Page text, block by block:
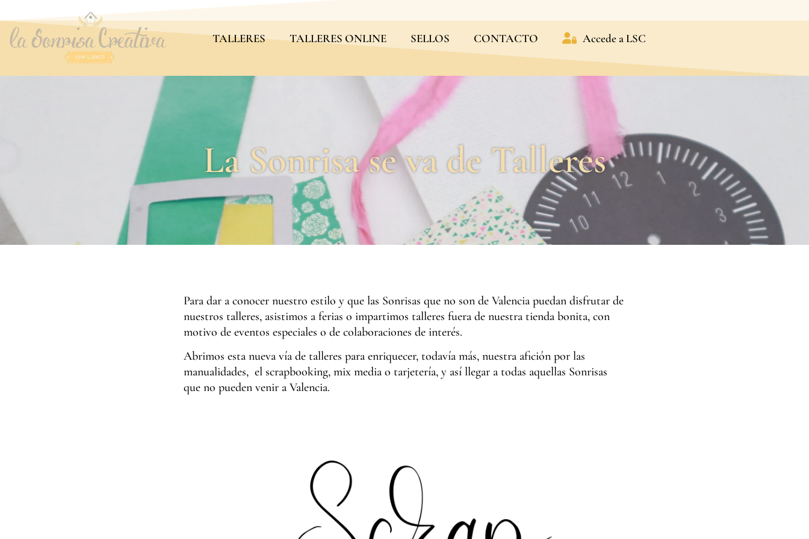
TALLERES TALLERES ONLINE SELLOS CONTACTO Accede a LSC
La Sonrisa se va de Talleres
Para dar a conocer nuestro estilo y que las Sonrisas que no son de Valencia puedan disfrutar de
nuestros talleres, asistimos a ferias o impartimos talleres fuera de nuestra tienda bonita, con
motivo de eventos especiales o de colaboraciones de interés.
Abrimos esta nueva vía de talleres para enriquecer, todavía más, nuestra afición por las
manualidades, el scrapbooking, mix media o tarjetería, y así llegar a todas aquellas Sonrisas
que no pueden venir a Valencia.